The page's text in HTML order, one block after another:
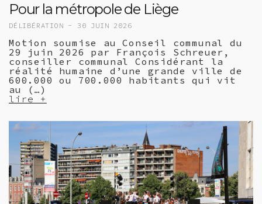
Pour la métropole de Liège
DÉLIBÉRATION - 30 JUIN 2026
Motion soumise au Conseil communal du
29 juin 2026 par François Schreuer,
conseiller communal Considérant la
réalité humaine d’une grande ville de
600.000 ou 700.000 habitants qui vit
au (…)
lire +